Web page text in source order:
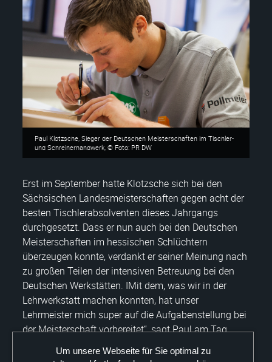
Paul Klotzsche, Sieger der Deutschen Meisterschaften im Tischler-
und Schreinerhandwerk, © Foto: PR DW
Erst im September hatte Klotzsche sich bei den
Sächsischen Landesmeisterschaften gegen acht der
besten Tischlerabsolventen dieses Jahrgangs
durchgesetzt. Dass er nun auch bei den Deutschen
Meisterschaften im hessischen Schlüchtern
überzeugen konnte, verdankt er seiner Meinung nach
zu großen Teilen der intensiven Betreuung bei den
Deutschen Werkstätten. IMit dem, was wir in der
Lehrwerkstatt machen konnten, hat unser
Lehrmeister mich super auf die Aufgabenstellung bei
der Meisterschaft vorbereitet“, sagt Paul am Tag
Um unsere Webseite für Sie optimal zu